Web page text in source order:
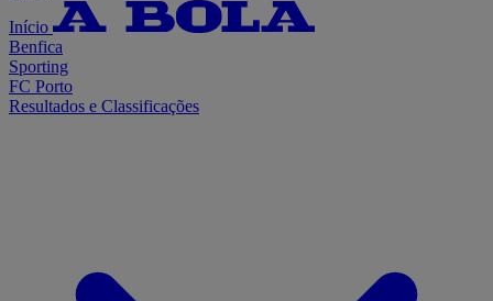
Início
Benfica
Sporting
FC Porto
Resultados e Classificações